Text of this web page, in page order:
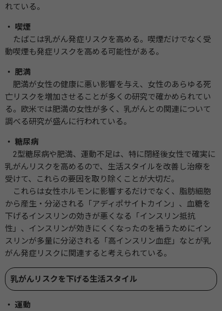
れている。
・ 喫煙
たばこは乳がん発症リスクを高める。喫煙だけでなく受
動喫煙も発症リスクを高める可能性がある。
・ 肥満
肥満が女性の健康に悪い影響を与え、女性のあらゆる死
亡リスクを増加させることが多くの研究で確かめられてい
る。欧米では肥満の女性が多く、乳がんとの関連について
調べる研究が盛んに行われている。
・ 糖尿病
2型糖尿病や肥満、運動不足は、特に閉経後女性で確実に
乳がんリスクを高めるので、生活スタイルを改善し治療を
受けて、これらの要因を取り除くことが大切だ。
これらは女性ホルモンに影響するだけでなく、脂肪細胞
から産生・分泌される「アディポサイトカイン」、血糖を
下げるインスリンの効きが悪くなる「インスリン抵抗
性」、インスリンが効きにくくなったのを補うためにイン
スリンが多量に分泌される「高インスリン血症」なとが乳
がん発症リスクに関連すると考えられている。
乳がんリスクを下げる生活スタイル
・ 運動